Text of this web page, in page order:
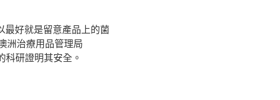
最好就是留意產品上的菌
洲治療用品管理局
科研證明其安全。